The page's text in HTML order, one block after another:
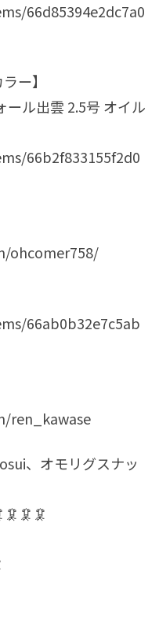
66d85394e2dc7a0
ー】
ル出雲 2.5号 オイル
66b2f833155f2d0
ohcomer758/
66ab0b32e7c5ab
ren_kawase
、オモリグスナッ